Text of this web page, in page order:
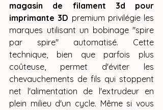
magasin de filament 3d pour
imprimante 3D premium privilégie les
marques utilisant un bobinage "spire
par spire" automatisé. Cette
technique, bien que parfois plus
coûteuse, permet d'éviter les
chevauchements de fils qui stoppent
net l'alimentation de l'extrudeur en
plein milieu d'un cycle. Même si vous